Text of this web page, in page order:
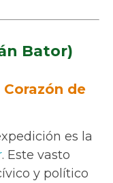
Bator)
Corazón de
es la
. Este vasto
y político